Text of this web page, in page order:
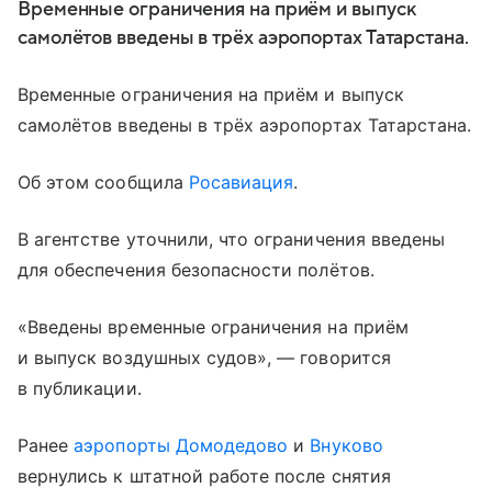
Временные ограничения на приём и выпуск
самолётов введены в трёх аэропортах Татарстана.
Временные ограничения на приём и выпуск
самолётов введены в трёх аэропортах Татарстана.
Об этом сообщила Росавиация.
В агентстве уточнили, что ограничения введены
для обеспечения безопасности полётов.
«Введены временные ограничения на приём
и выпуск воздушных судов», — говорится
в публикации.
Ранееаэропорты Домодедово и Внуково
вернулись к штатной работе после снятия